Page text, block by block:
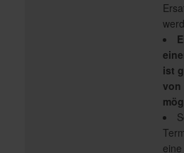
ist
von